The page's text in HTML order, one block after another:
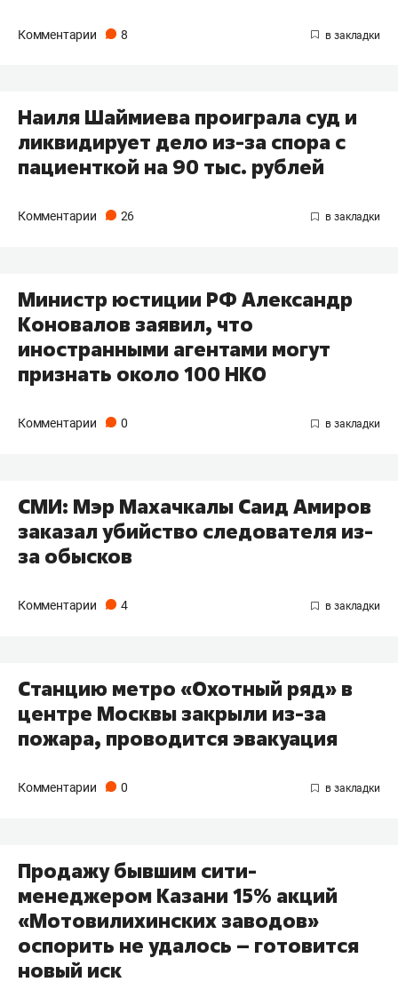
Комментарии 8
Наиля Шаймиева проиграла суд и
ликвидирует дело из-за спора с
пациенткой на 90 тыс. рублей
Комментарии 26
Министр юстиции РФ Александр
Коновалов заявил, что
иностранными агентами могут
признать около 100 НКО
Комментарии 0
СМИ: Мэр Махачкалы Саид Амиров
заказал убийство следователя из-
за обысков
Комментарии 4
Станцию метро «Охотный ряд» в
центре Москвы закрыли из-за
пожара, проводится эвакуация
Комментарии 0
Продажу бывшим сити-
менеджером Казани 15% акций
«Мотовилихинских заводов»
оспорить не удалось – готовится
новый иск